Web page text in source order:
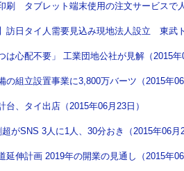
刷 タブレット端末使用の注文サービスで
訪日タイ人需要見込み現地法人設立 東武
は心配不要」 工業団地公社が見解（2015年
の組立設置事業に3,800万バーツ（2015年06
台、タイ出店（2015年06月23日）
超がSNS 3人に1人、30分おき（2015年06月
延伸計画 2019年の開業の見通し（2015年06